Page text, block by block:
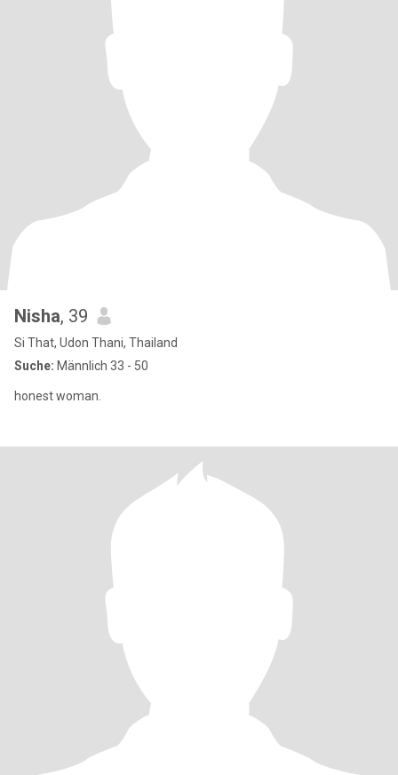
Nisha, 39
Si That, Udon Thani, Thailand
Suche: Männlich 33 - 50
honest woman.